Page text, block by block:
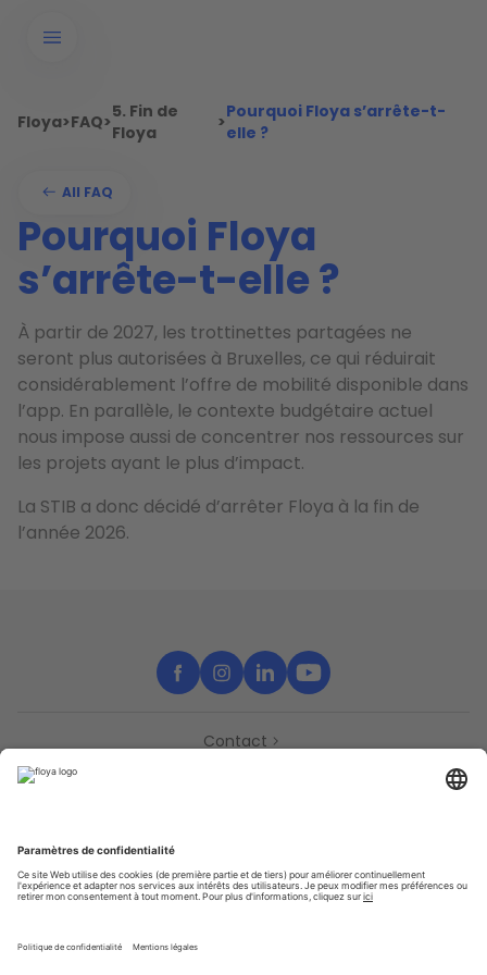
Floya>FAQ>5. Fin de
Floya
>Pourquoi Floya s’arrête-t-
elle ?
All FAQ
Pourquoi Floya
s’arrête-t-elle ?
À partir de 2027, les trottinettes partagées ne
seront plus autorisées à Bruxelles, ce qui réduirait
considérablement l’offre de mobilité disponible dans
l’app. En parallèle, le contexte budgétaire actuel
nous impose aussi de concentrer nos ressources sur
les projets ayant le plus d’impact.
La STIB a donc décidé d’arrêter Floya à la fin de
l’année 2026.
Contact
Partenaires